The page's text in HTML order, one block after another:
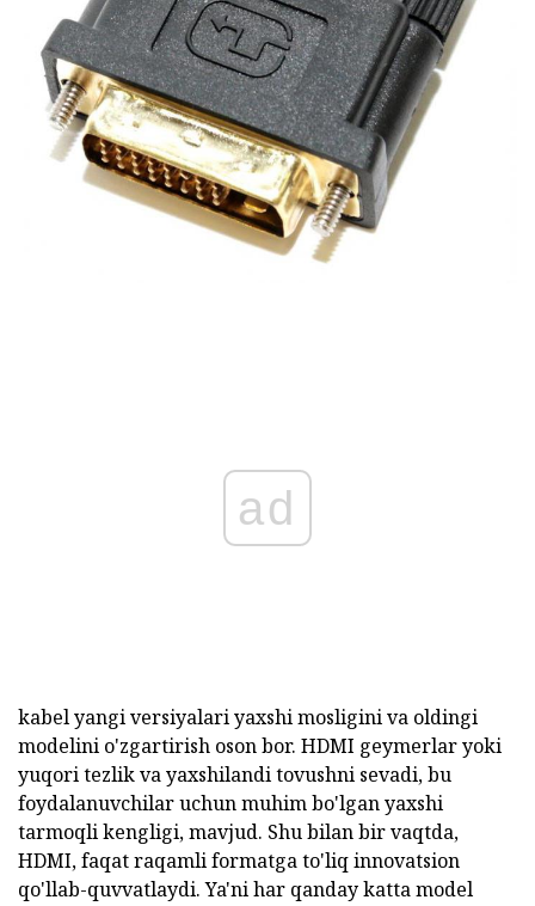
ad
kabel yangi versiyalari yaxshi mosligini va oldingi
modelini o'zgartirish oson bor. HDMI geymerlar yoki
yuqori tezlik va yaxshilandi tovushni sevadi, bu
foydalanuvchilar uchun muhim bo'lgan yaxshi
tarmoqli kengligi, mavjud. Shu bilan bir vaqtda,
HDMI, faqat raqamli formatga to'liq innovatsion
qo'llab-quvvatlaydi. Ya'ni har qanday katta model